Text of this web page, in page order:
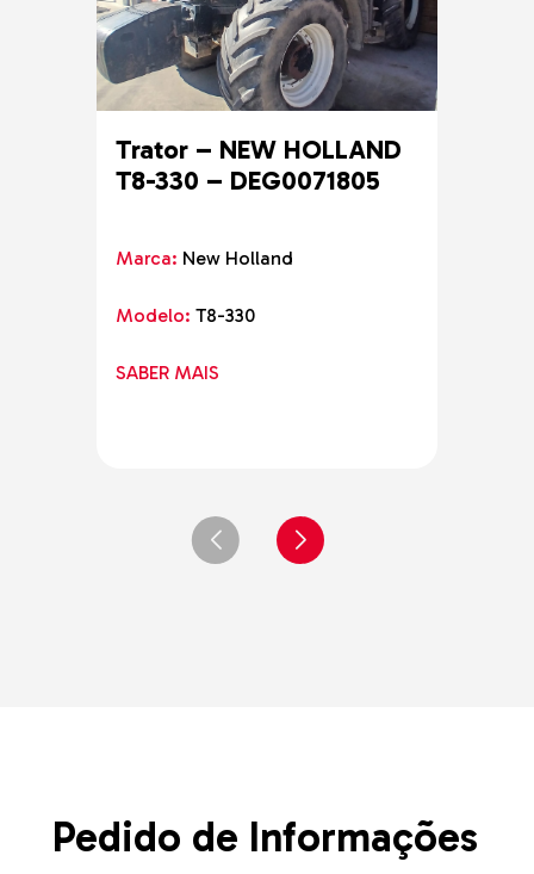
Trator – NEW HOLLAND
T8-330 – DEG0071805
Marca: New Holland
Modelo: T8-330
SABER MAIS
Pedido de Informações